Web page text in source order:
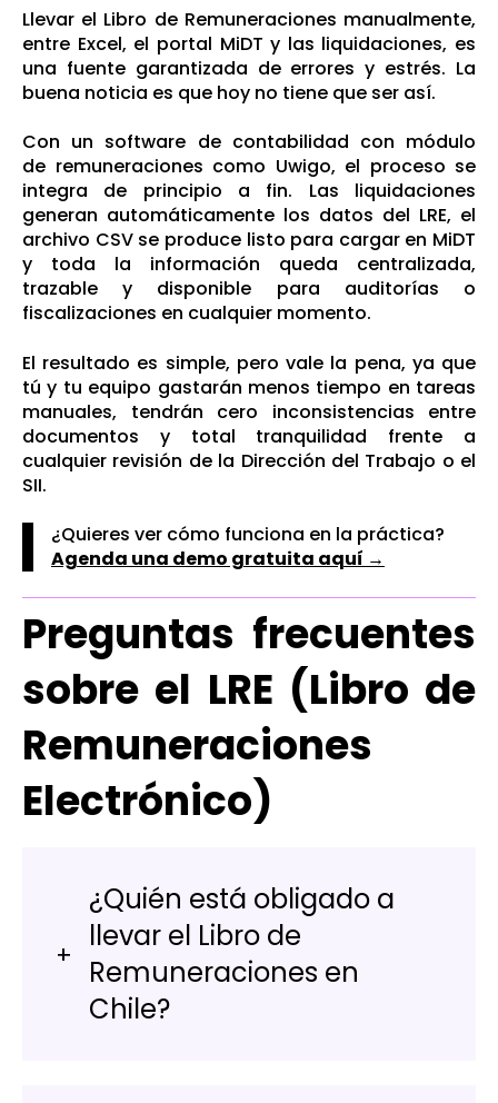
Llevar el Libro de Remuneraciones manualmente,
entre Excel, el portal MiDT y las liquidaciones, es
una fuente garantizada de errores y estrés. La
buena noticia es que hoy no tiene que ser así.
Con un software de contabilidad con módulo
de remuneraciones como Uwigo, el proceso se
integra de principio a fin. Las liquidaciones
generan automáticamente los datos del LRE, el
archivo CSV se produce listo para cargar en MiDT
y toda la información queda centralizada,
trazable y disponible para auditorías o
fiscalizaciones en cualquier momento.
El resultado es simple, pero vale la pena, ya que
tú y tu equipo gastarán menos tiempo en tareas
manuales, tendrán cero inconsistencias entre
documentos y total tranquilidad frente a
cualquier revisión de la Dirección del Trabajo o el
SII.
¿Quieres ver cómo funciona en la práctica?
Agenda una demo gratuita aquí →
Preguntas frecuentes
sobre el LRE (Libro de
Remuneraciones
Electrónico)
¿Quién está obligado a
llevar el Libro de
Remuneraciones en
Chile?